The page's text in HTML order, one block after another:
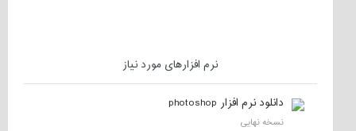
نرم افزارهای مورد نیاز
دانلود نرم افزار photoshop
نسخه نهایی